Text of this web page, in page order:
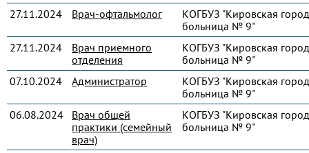
27.11.2024
Врач-офтальмолог
КОГБУЗ "Кировская
больница № 9"
27.11.2024
Врач приемного
отделения
КОГБУЗ "Кировская
больница № 9"
07.10.2024
Администратор
КОГБУЗ "Кировская
больница № 9"
06.08.2024
Врач общей
практики (семейный
врач)
КОГБУЗ "Кировская
больница № 9"